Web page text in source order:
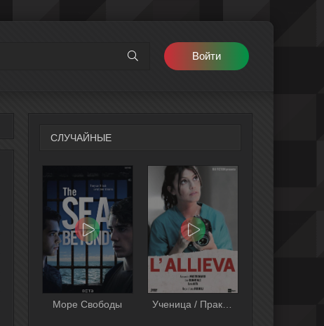
Войти
СЛУЧАЙНЫЕ
Море Свободы Ученица / Практикантка